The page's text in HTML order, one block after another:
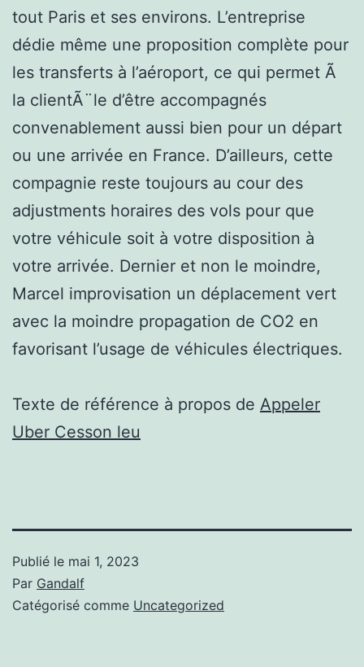
tout Paris et ses environs. L’entreprise
dédie même une proposition complète pour
les transferts à l’aéroport, ce qui permet Ã
la clientÃ¨le d’être accompagnés
convenablement aussi bien pour un départ
ou une arrivée en France. D’ailleurs, cette
compagnie reste toujours au cour des
adjustments horaires des vols pour que
votre véhicule soit à votre disposition à
votre arrivée. Dernier et non le moindre,
Marcel improvisation un déplacement vert
avec la moindre propagation de CO2 en
favorisant l’usage de véhicules électriques.
Texte de référence à propos de Appeler
Uber Cesson leu
Publié le mai 1, 2023
Par Gandalf
Catégorisé comme Uncategorized